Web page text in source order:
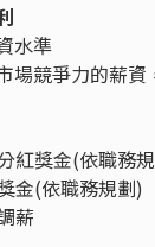
水準
場競爭力的薪
紅獎金(依職務
金(依職務規劃)
薪